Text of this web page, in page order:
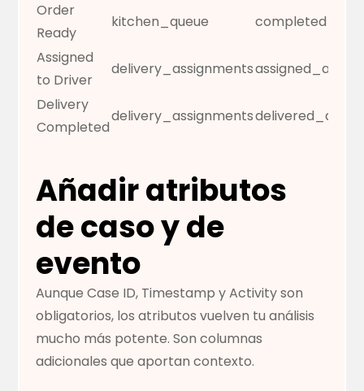
Order
Ready
kitchen_queue
Assigned
to Driver
delivery_assignmentsassigned_at
Delivery
Completed
delivery_assignmentsdelivered_at
Añadir atributos
de caso y de
evento
Aunque Case ID, Timestamp y Activity son
obligatorios, los atributos vuelven tu análisis
mucho más potente. Son columnas
adicionales que aportan contexto.